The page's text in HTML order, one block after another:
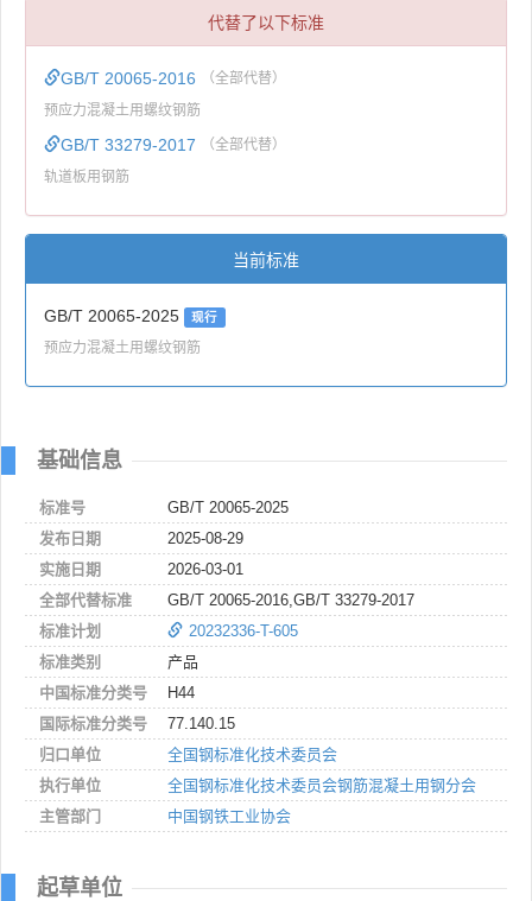
代替了以下标准
GB/T 20065-2016 （全部代替）
预应力混凝土用螺纹钢筋
GB/T 33279-2017 （全部代替）
轨道板用钢筋
当前标准
GB/T 20065-2025 现行
预应力混凝土用螺纹钢筋
基础信息
标准号
GB/T 20065-2025
发布日期
2025-08-29
实施日期
2026-03-01
全部代替标准
GB/T 20065-2016,GB/T 33279-2017
标准计划
20232336-T-605
标准类别
产品
中国标准分类号
H44
国际标准分类号
77.140.15
归口单位
全国钢标准化技术委员会
执行单位
全国钢标准化技术委员会钢筋混凝土用钢分会
主管部门
中国钢铁工业协会
起草单位